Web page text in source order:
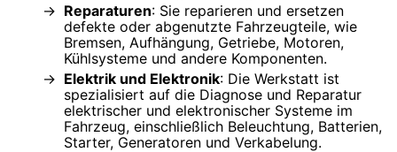
Reparaturen: Sie reparieren und ersetzen
defekte oder abgenutzte Fahrzeugteile, wie
Bremsen, Aufhängung, Getriebe, Motoren,
Kühlsysteme und andere Komponenten.
Elektrik und Elektronik: Die Werkstatt ist
spezialisiert auf die Diagnose und Reparatur
elektrischer und elektronischer Systeme im
Fahrzeug, einschließlich Beleuchtung, Batterien,
Starter, Generatoren und Verkabelung.